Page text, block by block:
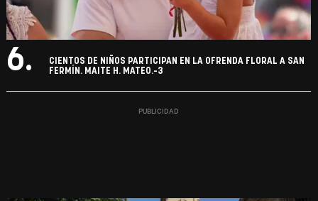
6.
CIENTOS DE NIÑOS PARTICIPAN EN LA OFRENDA FLORAL A SAN
FERMÍN. MAITE H. MATEO.-3